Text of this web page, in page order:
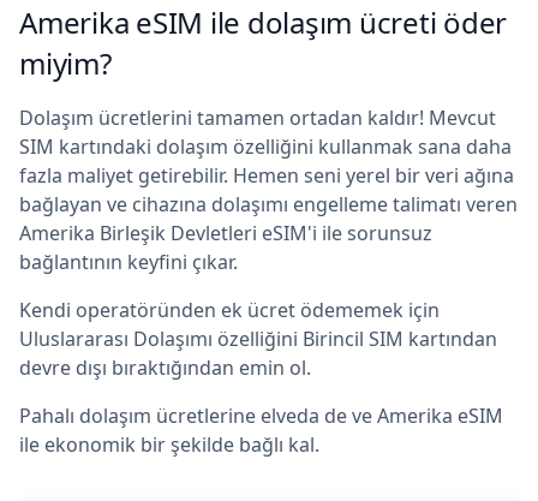
Amerika eSIM ile dolaşım ücreti öder
miyim?
Dolaşım ücretlerini tamamen ortadan kaldır! Mevcut
SIM kartındaki dolaşım özelliğini kullanmak sana daha
fazla maliyet getirebilir. Hemen seni yerel bir veri ağına
bağlayan ve cihazına dolaşımı engelleme talimatı veren
Amerika Birleşik Devletleri eSIM'i ile sorunsuz
bağlantının keyfini çıkar.
Kendi operatöründen ek ücret ödememek için
Uluslararası Dolaşımı özelliğini Birincil SIM kartından
devre dışı bıraktığından emin ol.
Pahalı dolaşım ücretlerine elveda de ve Amerika eSIM
ile ekonomik bir şekilde bağlı kal.